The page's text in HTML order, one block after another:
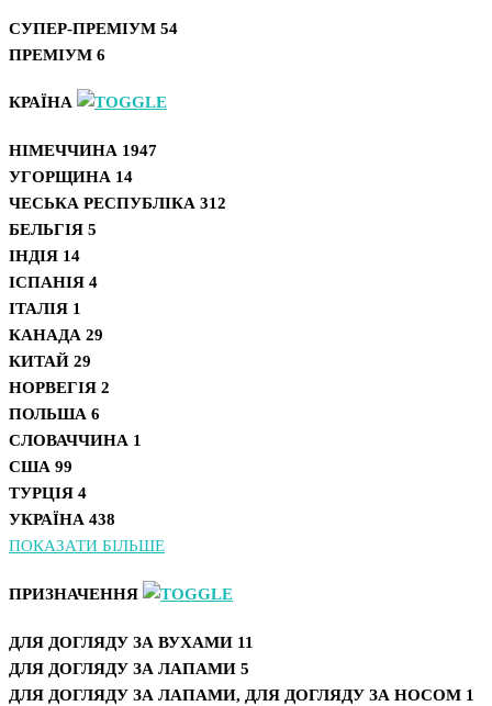
СУПЕР-ПРЕМІУМ 54
ПРЕМІУМ 6
КРАЇНА
НІМЕЧЧИНА 1947
УГОРЩИНА 14
ЧЕСЬКА РЕСПУБЛІКА 312
БЕЛЬГІЯ 5
ІНДІЯ 14
ІСПАНІЯ 4
ІТАЛІЯ 1
КАНАДА 29
КИТАЙ 29
НОРВЕГІЯ 2
ПОЛЬША 6
СЛОВАЧЧИНА 1
США 99
ТУРЦІЯ 4
УКРАЇНА 438
ПОКАЗАТИ БІЛЬШЕ
ПРИЗНАЧЕННЯ
ДЛЯ ДОГЛЯДУ ЗА ВУХАМИ 11
ДЛЯ ДОГЛЯДУ ЗА ЛАПАМИ 5
ДЛЯ ДОГЛЯДУ ЗА ЛАПАМИ, ДЛЯ ДОГЛЯДУ ЗА НОСОМ 1